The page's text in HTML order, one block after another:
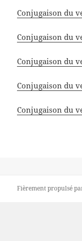
Conjugaison du
Conjugaison du
Conjugaison du
Conjugaison du
Conjugaison du
Fièrement propulsé